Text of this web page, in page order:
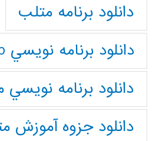
دانلود برنامه متلب
دانلود برنامه نويسي Matlab
دانلود برنامه
دانلود جزوه آموزش